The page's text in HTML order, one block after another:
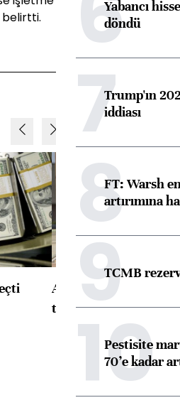
belirtti.
ABD'de konut
toparlandı
Yabancı
döndü
7Trump'ın
iddiası
8FT: Warsh
artırımına
9
TCMB
10
Pestisite
70’e kadar